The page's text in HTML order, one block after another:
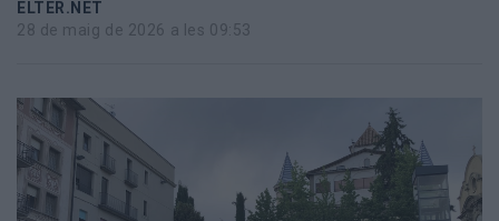
Esports
Totes
les
notícies
ELTER.NET
28 de maig de 2026 a les 09:53